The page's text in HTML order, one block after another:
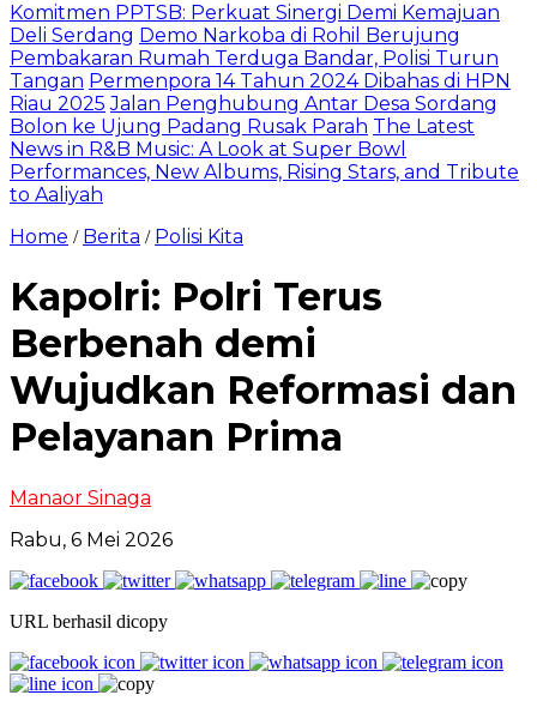
Komitmen PPTSB: Perkuat Sinergi Demi Kemajuan
Deli Serdang Demo Narkoba di Rohil Berujung
Pembakaran Rumah Terduga Bandar, Polisi Turun
Tangan Permenpora 14 Tahun 2024 Dibahas di HPN
Riau 2025 Jalan Penghubung Antar Desa Sordang
Bolon ke Ujung Padang Rusak Parah The Latest
News in R&B Music: A Look at Super Bowl
Performances, New Albums, Rising Stars, and Tribute
to Aaliyah
Home / Berita / Polisi Kita
Kapolri: Polri Terus
Berbenah demi
Wujudkan Reformasi dan
Pelayanan Prima
Manaor Sinaga
Rabu, 6 Mei 2026
URL berhasil dicopy